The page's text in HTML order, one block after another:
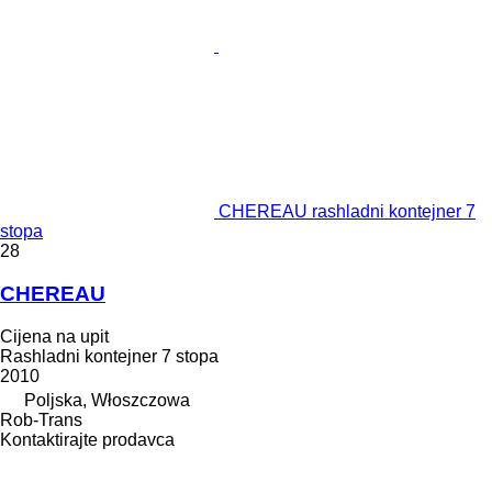
CHEREAU rashladni kontejner 7
stopa
28
CHEREAU
Cijena na upit
Rashladni kontejner 7 stopa
2010
Poljska, Włoszczowa
Rob-Trans
Kontaktirajte prodavca